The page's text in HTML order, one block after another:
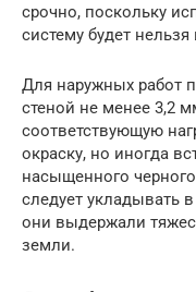
срочно, поскольку
систему будет
Для наружных работ
стеной не менее 3,2
соответствующую
окраску, но иногда
насыщенного
следует укладывать
они выдержали
земли.